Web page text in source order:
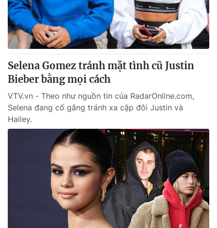
Selena Gomez tránh mặt tình cũ Justin
Bieber bằng mọi cách
VTV.vn - Theo như nguồn tin của RadarOnline.com,
Selena đang cố gắng tránh xa cặp đôi Justin và
Hailey.